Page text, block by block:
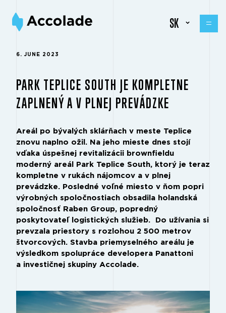
SK
6. JUNE 2023
PARK TEPLICE SOUTH JE KOMPLETNE
ZAPLNENÝ A V PLNEJ PREVÁDZKE
Areál po bývalých sklárňach v meste Teplice
znovu naplno ožil. Na jeho mieste dnes stojí
vďaka úspešnej revitalizácii brownfieldu
moderný areál Park Teplice South, ktorý je teraz
kompletne v rukách nájomcov a v plnej
prevádzke. Posledné voľné miesto v ňom popri
výrobných spoločnostiach obsadila holandská
spoločnosť Raben Group, popredný
poskytovateľ logistických služieb. Do užívania si
prevzala priestory s rozlohou 2 500 metrov
štvorcových. Stavba priemyselného areálu je
výsledkom spolupráce developera Panattoni
a investičnej skupiny Accolade.